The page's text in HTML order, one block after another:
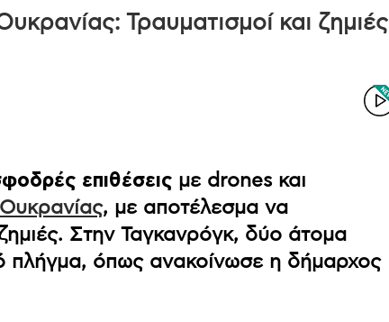
Τραυματισμοί και ζημιές
επιθέσεις με drones και
Ουκρανίας, με αποτέλεσμα να
Στην Ταγκανρόγκ, δύο άτομα
πλήγμα, όπως ανακοίνωσε η δήμαρχος